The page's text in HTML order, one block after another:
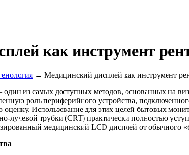
как инструмент
→ Медицинский дисплей как инструмент
один из самых доступных методов, основанных на
роль периферийного устройства,
Использование для этих целей бытовых
лучевой трубки (CRT) практически полностью
медицинский LCD дисплей от обычного